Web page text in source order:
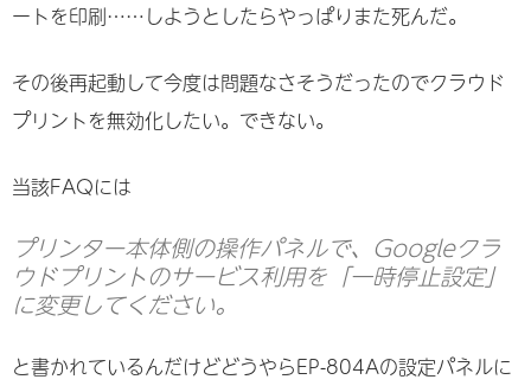
ートを印刷……しようとしたらやっぱりまた死んだ。
その後再起動して今度は問題なさそうだったのでクラウド
プリントを無効化したい。できない。
当該FAQには
プリンター本体側の操作パネルで、Googleクラ
ウドプリントのサービス利用を「一時停止設定」
に変更してください。
と書かれているんだけどどうやらEP-804Aの設定パネルに